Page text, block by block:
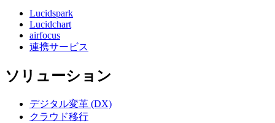
Lucidspark
Lucidchart
airfocus
連携サービス
ソリューション
デジタル変革 (DX)
クラウド移行